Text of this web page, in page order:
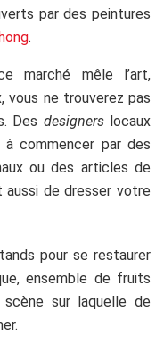
par des peintures
.
marché mêle l’art,
vous ne trouverez pas
Des designerslocaux
commencer par des
ou des articles de
de dresser votre
pour se restaurer
ensemble de fruits
scène sur laquelle de